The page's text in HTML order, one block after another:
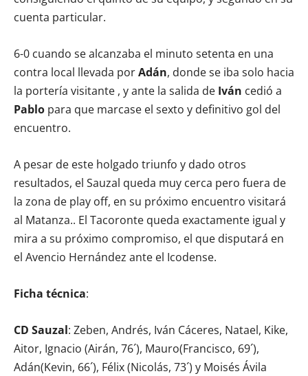
cuenta particular.
6-0 cuando se alcanzaba el minuto setenta en una
contra local llevada porAdán, donde se iba solo hacia
la portería visitante , y ante la salida de Iván cedió a
Pablo para que marcase el sexto y definitivo gol del
encuentro.
A pesar de este holgado triunfo y dado otros
resultados, el Sauzal queda muy cerca pero fuera de
la zona de play off, en su próximo encuentro visitará
al Matanza.. El Tacoronte queda exactamente igual y
mira a su próximo compromiso, el que disputará en
el Avencio Hernández ante el Icodense.
Ficha técnica:
CD Sauzal: Zeben, Andrés, Iván Cáceres, Natael, Kike,
Aitor, Ignacio (Airán, 76´), Mauro(Francisco, 69´),
Adán(Kevin, 66´), Félix (Nicolás, 73´) y Moisés Ávila